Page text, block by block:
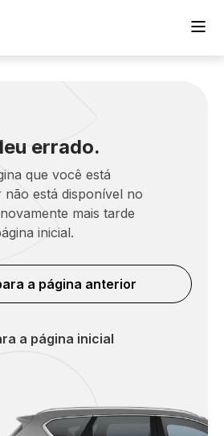
errado.
que você está
não está disponível no
mais tarde
inicial.
a página anterior
a página inicial